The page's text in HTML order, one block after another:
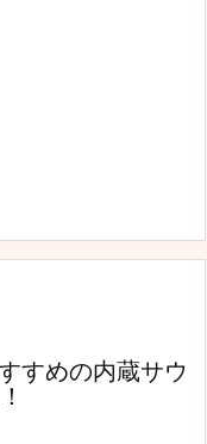
すめの内蔵サウ